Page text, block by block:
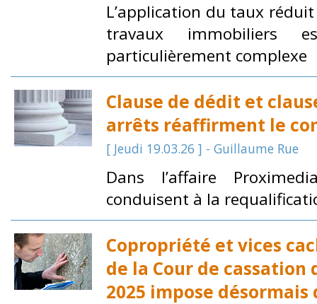
L’application du taux
travaux immobiliers
particulièrement complexe
Clause de dédit et
arrêts réaffirment le
[ Jeudi 19.03.26 ] - Guillaume Rue
Dans l’affaire
conduisent à la
Copropriété et vices
de la Cour de cassation
2025 impose